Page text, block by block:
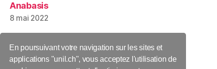
En poursuivant votre navigation sur les sites et
applications "unil.ch", vous acceptez l'utilisation de
Anabasis
8 mai 2022
12 décembre 2021